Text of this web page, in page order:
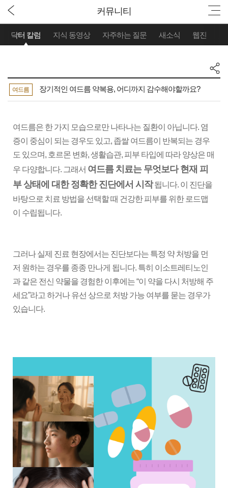
커뮤니티
닥터 칼럼 지식 동영상 자주하는 질문 새소식 웹진
여드름 장기적인 여드름 약복용, 어디까지 감수해야할까요?
여드름은 한 가지 모습으로만 나타나는 질환이 아닙니다. 염
증이 중심이 되는 경우도 있고, 좁쌀 여드름이 반복되는 경우
도 있으며, 호르몬 변화, 생활습관, 피부 타입에 따라 양상은 매
우 다양합니다. 그래서 여드름 치료는 무엇보다 현재 피
부 상태에 대한 정확한 진단에서 시작됩니다. 이 진단을
바탕으로 치료 방법을 선택할 때 건강한 피부를 위한 로드맵
이 수립됩니다.
그러나 실제 진료 현장에서는 진단보다는 특정 약 처방을 먼
저 원하는 경우를 종종 만나게 됩니다. 특히 이소트레티노인
과 같은 전신 약물을 경험한 이후에는 “이 약을 다시 처방해 주
세요”라고 하거나 유선 상으로 처방 가능 여부를 묻는 경우가
있습니다.